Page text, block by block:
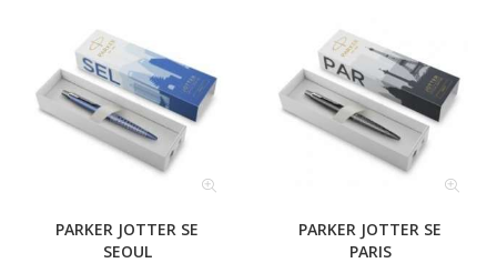
PARKER JOTTER SE
SEOUL
PARKER JOTTER SE
PARIS